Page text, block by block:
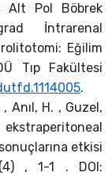
Alt Pol Böbrek
İntrarenal
Eğilim
Tıp Fakültesi
.
, Anıl, H. , Guzel,
etkisi
, 1-1 . DOI: